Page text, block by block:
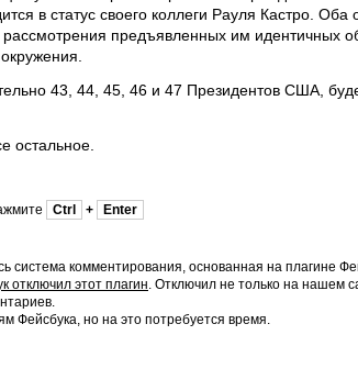
в статус своего коллеги Рауля Кастро. Оба
рассмотрения предъявленных им идентичных
43, 44, 45, 46 и 47 Президентов США,
остальное.
Ctrl + Enter
система комментирования, основанная на плагине
отключил этот плагин. Отключил не только на нашем
Фейсбука, но на это потребуется время.